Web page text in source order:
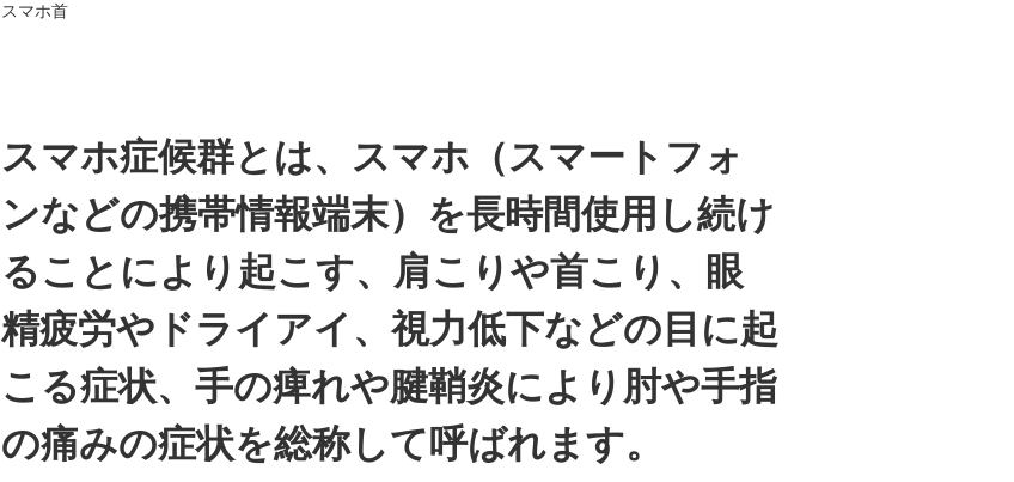
スマホ首
スマホ症候群とは、スマホ（スマートフォ
ンなどの携帯情報端末）を長時間使用し続け
ることにより起こす、肩こりや首こり、眼
精疲労やドライアイ、視力低下などの目に起
こる症状、手の痺れや腱鞘炎により肘や手指
の痛みの症状を総称して呼ばれます。